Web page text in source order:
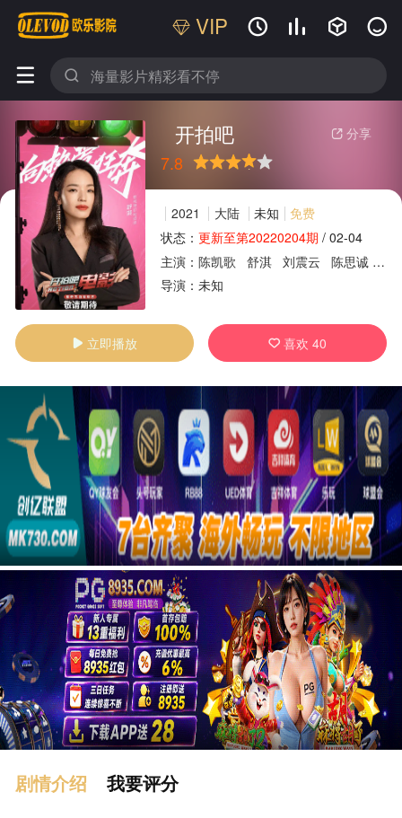
VIP    
 
 分享
开拍吧
7.8
很差较差还行推荐力荐
2021 大陆 未知
免费
状态： 更新至第20220204期 / 02-04
主演： 陈凯歌 舒淇 刘震云 陈思诚
张
导演： 未知
 立即播放  喜欢40
广告
剧情介绍 我要评分